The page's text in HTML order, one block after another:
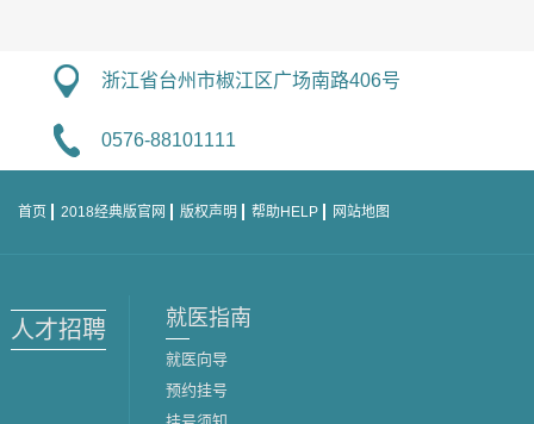
浙江省台州市椒江区广场南路406号
0576-88101111
首页 2018经典版官网 版权声明 帮助HELP 网站地图
人才招聘 就医指南
就医向导
预约挂号